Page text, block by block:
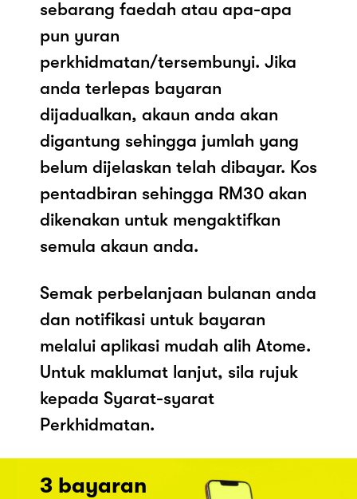
sebarang faedah atau apa-apa
pun yuran
perkhidmatan/tersembunyi. Jika
anda terlepas bayaran
dijadualkan, akaun anda akan
digantung sehingga jumlah yang
belum dijelaskan telah dibayar. Kos
pentadbiran sehingga RM30 akan
dikenakan untuk mengaktifkan
semula akaun anda.
Semak perbelanjaan bulanan anda
dan notifikasi untuk bayaran
melalui aplikasi mudah alih Atome.
Untuk maklumat lanjut, sila rujuk
kepada Syarat-syarat
Perkhidmatan.
3 bayaran